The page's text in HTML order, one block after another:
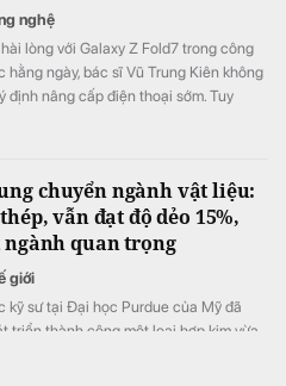
nghệ
lòng với Galaxy Z Fold7 trong công
hằng ngày, bác sĩ Vũ Trung Kiên không
định nâng cấp điện thoại sớm. Tuy
chuyển ngành vật liệu:
vẫn đạt độ dẻo 15%,
quan trọng
giới
kỹ sư tại Đại học Purdue của Mỹ đã
triển thành công một loại hợp kim vừa